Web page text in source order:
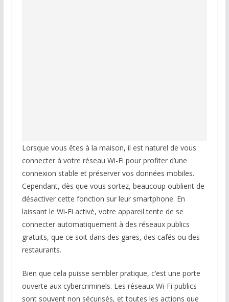
Lorsque vous êtes à la maison, il est naturel de vous
connecter à votre réseau Wi-Fi pour profiter d’une
connexion stable et préserver vos données mobiles.
Cependant, dès que vous sortez, beaucoup oublient de
désactiver cette fonction sur leur smartphone. En
laissant le Wi-Fi activé, votre appareil tente de se
connecter automatiquement à des réseaux publics
gratuits, que ce soit dans des gares, des cafés ou des
restaurants.
Bien que cela puisse sembler pratique, c’est une porte
ouverte aux cybercriminels. Les réseaux Wi-Fi publics
sont souvent non sécurisés, et toutes les actions que